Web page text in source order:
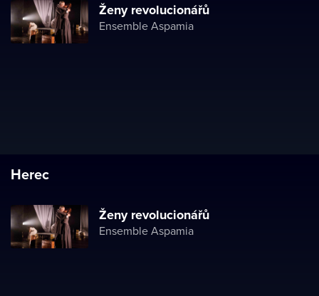
Ženy revolucionářů
Ensemble Aspamia
Herec
Ženy revolucionářů
Ensemble Aspamia